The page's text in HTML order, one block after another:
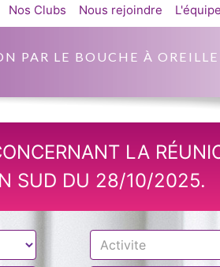
PAR LE BOUCHE À OREILLE
Nos Clubs Nous rejoindre L'équipe
LA
SUD DU 28/10/2025.